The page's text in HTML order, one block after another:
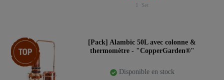
1 Set
Pack d’articles
[Pack] Alambic 50L avec colonne &
thermomètre - "CopperGarden®"
Disponible en stock